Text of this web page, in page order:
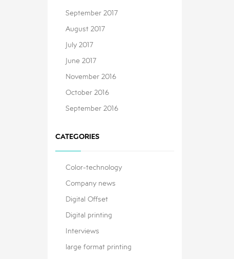
September 2017
August 2017
July 2017
June 2017
November 2016
October 2016
September 2016
CATEGORIES
Color-technology
Company news
Digital Offset
Digital printing
Interviews
large format printing